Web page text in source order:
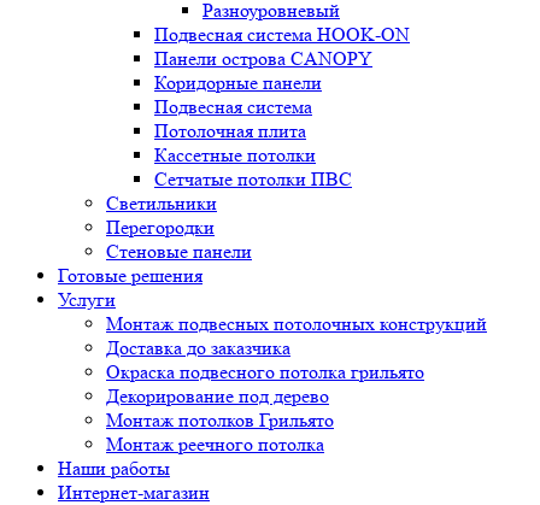
Разноуровневый
Подвесная система HOOK-ON
Панели острова CANOPY
Коридорные панели
Подвесная система
Потолочная плита
Кассетные потолки
Сетчатые потолки ПВС
Светильники
Перегородки
Стеновые панели
Готовые решения
Услуги
Монтаж подвесных потолочных конструкций
Доставка до заказчика
Окраска подвесного потолка грильято
Декорирование под дерево
Монтаж потолков Грильято
Монтаж реечного потолка
Наши работы
Интернет-магазин